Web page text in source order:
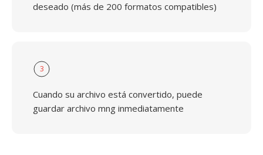
deseado (más de 200 formatos compatibles)
3
Cuando su archivo está convertido, puede
guardar archivo mng inmediatamente